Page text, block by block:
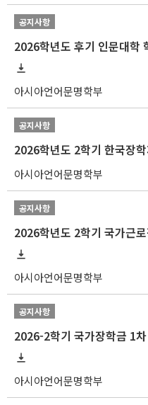
공지사항
2026학년도 후기 인문대학
아시아언어문명학부
공지사항
아시아언어문명학부
공지사항
아시아언어문명학부
공지사항
2026-2학기 국가장학금 1
아시아언어문명학부